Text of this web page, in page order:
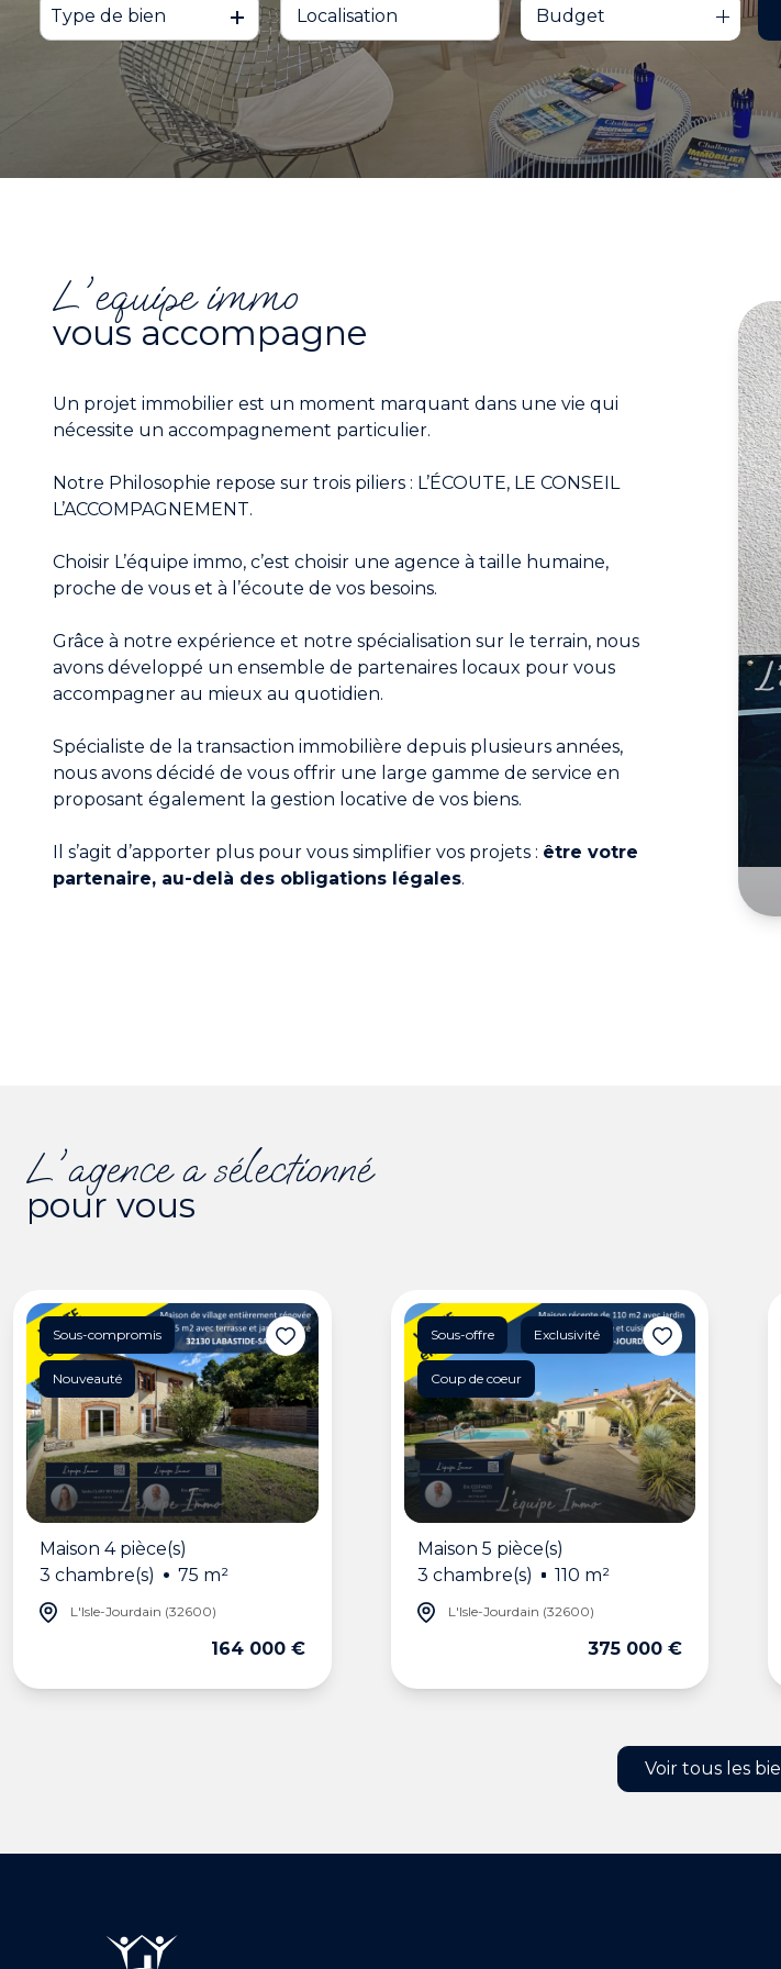
NOS
PARTENAIRES
CONTACTEZ
De l'ancien
Du neuf
De l'immo pro
à l'année
De l'immo pro
Type de bien Budget
l'equipe immo
vous accompagne
Un projet immobilier est un moment marquant dans une vie qui
nécessite un accompagnement particulier.
Notre Philosophie repose sur trois piliers : L’ÉCOUTE, LE CONSEIL
L’ACCOMPAGNEMENT.
Choisir L’équipe immo, c’est choisir une agence à taille humaine,
proche de vous et à l’écoute de vos besoins.
Grâce à notre expérience et notre spécialisation sur le terrain, nous
avons développé un ensemble de partenaires locaux pour vous
accompagner au mieux au quotidien.
Spécialiste de la transaction immobilière depuis plusieurs années,
nous avons décidé de vous offrir une large gamme de service en
proposant également la gestion locative de vos biens.
Il s’agit d’apporter plus pour vous simplifier vos projets : être votre
partenaire, au-delà des obligations légales.
l'agence a sélectionné
pour vous
Sous-compromis
Nouveauté
Maison 4 pièce(s)
3 chambre(s)
75 m²
L'Isle-Jourdain (32600)
164 000 €
Sous-offre Exclusivité
Coup de coeur
Maison 5 pièce(s)
3 chambre(s)
110 m²
L'Isle-Jourdain (32600)
375 000 €
Voir tous les